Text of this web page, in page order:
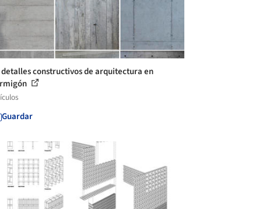
constructivos de arquitectura en
Guardar